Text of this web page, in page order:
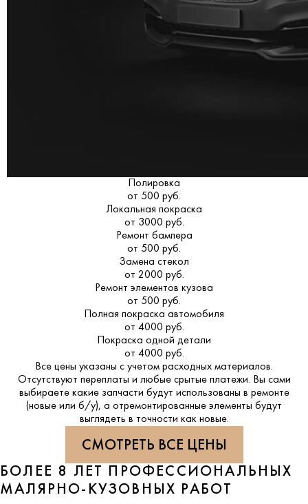
Полировка
от 500 руб.
Локальная покраска
от 3000 руб.
Ремонт бампера
от 500 руб.
Замена стекол
от 2000 руб.
Ремонт элементов кузова
от 500 руб.
Полная покраска автомобиля
от 4000 руб.
Покраска одной детали
от 4000 руб.
Все цены указаны с учетом расходных материалов.
Отсутствуют переплаты и любые срытые платежи. Вы сами
выбираете какие запчасти будут использованы в ремонте
(новые или б/у), а отремонтированные элементы будут
выглядеть в точности как новые.
СМОТРЕТЬ ВСЕ ЦЕНЫ
БОЛЕЕ 8 ЛЕТ ПРОФЕССИОНАЛЬНЫХ
МАЛЯРНО-КУЗОВНЫХ РАБОТ